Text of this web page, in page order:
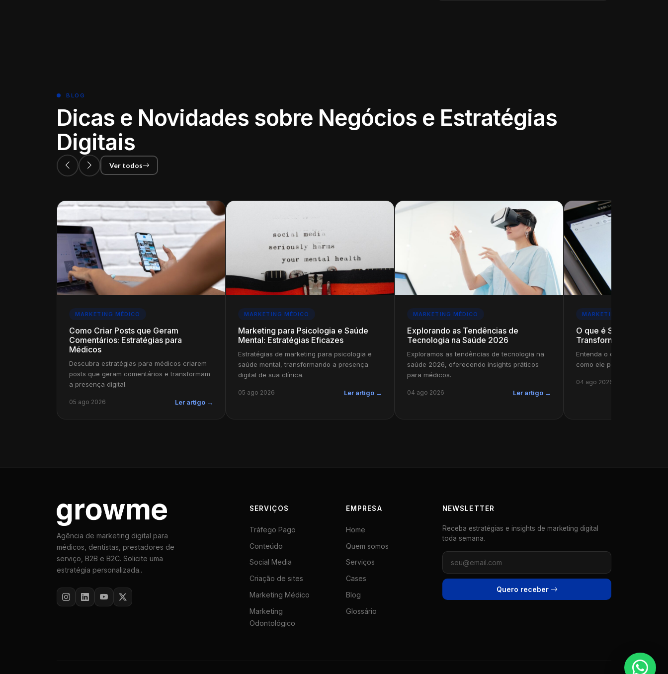
BLOG
Dicas e Novidades sobre Negócios e Estratégias
Digitais
Ver todos
MARKETING MÉDICO
Como Criar Posts que Geram
Comentários: Estratégias para
Médicos
Descubra estratégias para médicos criarem
posts que geram comentários e transformam
a presença digital.
05 ago 2026 Ler artigo →
MARKETING MÉDICO
Marketing para Psicologia e Saúde
Mental: Estratégias Eficazes
Estratégias de marketing para psicologia e
saúde mental, transformando a presença
digital de sua clínica.
05 ago 2026 Ler artigo →
MARKETING MÉDICO
Explorando as Tendências de
Tecnologia na Saúde 2026
Exploramos as tendências de tecnologia na
saúde 2026, oferecendo insights práticos
para médicos.
04 ago 2026 Ler artigo →
MARKETING MÉDICO
O que é SEO para
Transformando Clínicas
Entenda o que é SEO para
como ele pode revolucionar
04 ago 2026
Agência de marketing digital para
médicos, dentistas, prestadores de
serviço, B2B e B2C. Solicite uma
estratégia personalizada..
SERVIÇOS
Tráfego Pago
Conteúdo
Social Media
Criação de sites
Marketing Médico
Marketing
Odontológico
EMPRESA
Home
Quem somos
Serviços
Cases
Blog
Glossário
NEWSLETTER
Receba estratégias e insights de marketing digital
toda semana.
Quero receber